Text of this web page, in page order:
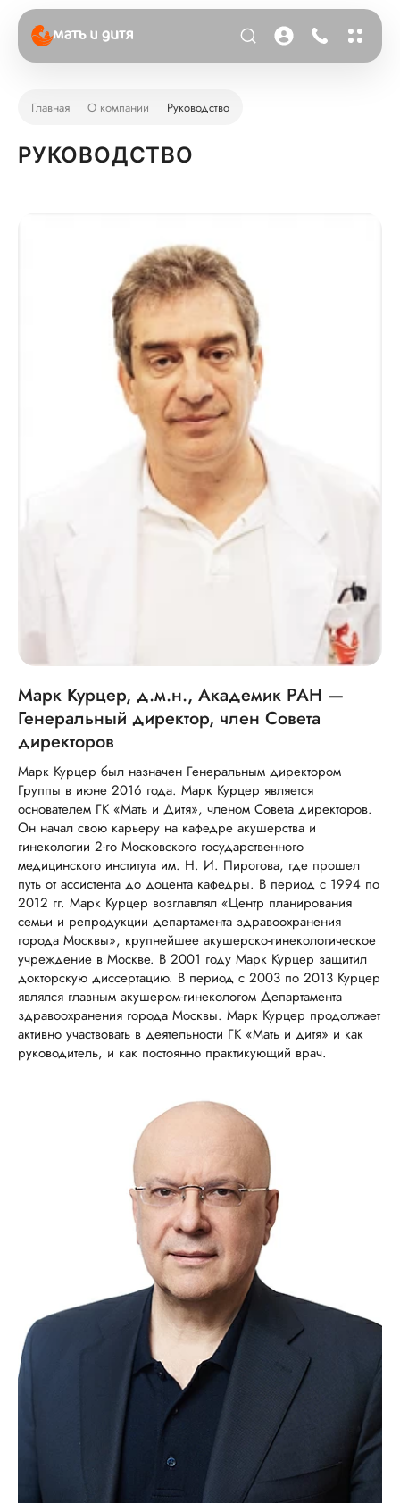
Главная О компании Руководство
РУКОВОДСТВО
Марк Курцер, д.м.н., Академик РАН —
Генеральный директор, член Совета
директоров
Марк Курцер был назначен Генеральным директором
Группы в июне 2016 года. Марк Курцер является
основателем ГК «Мать и Дитя», членом Совета директоров.
Он начал свою карьеру на кафедре акушерства и
гинекологии 2-го Московского государственного
медицинского института им. Н. И. Пирогова, где прошел
путь от ассистента до доцента кафедры. В период с 1994 по
2012 гг. Марк Курцер возглавлял «Центр планирования
семьи и репродукции департамента здравоохранения
города Москвы», крупнейшее акушерско-гинекологическое
учреждение в Москве. В 2001 году Марк Курцер защитил
докторскую диссертацию. В период с 2003 по 2013 Курцер
являлся главным акушером-гинекологом Департамента
здравоохранения города Москвы. Марк Курцер продолжает
активно участвовать в деятельности ГК «Мать и дитя» и как
руководитель, и как постоянно практикующий врач.